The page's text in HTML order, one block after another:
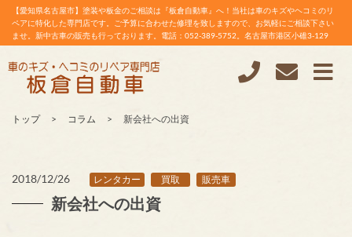
【愛知県名古屋市】塗装や板金のご相談は『板倉自動車』へ！当社は車のキズやヘコミのリ
ペアに特化した専門店です。ご予算に合わせた修理を致しますので、お気軽にご相談下さい
ませ。新中古車の販売も行っております。電話：052-389-5752。名古屋市港区小碓3-129
トップ コラム 新会社への出資
2018/12/26 レンタカー 買取 販売車
新会社への出資